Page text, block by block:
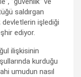
saldırgan
işlediği
ediyor.
ilişkisinin
kurduğu
umudun nasıl